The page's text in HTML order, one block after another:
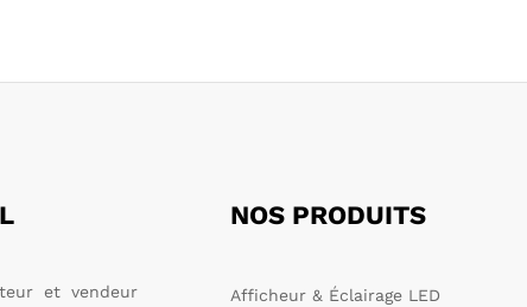
et vendeur
NOS PRODUITS
Afficheur & Éclairage LED